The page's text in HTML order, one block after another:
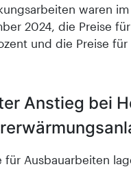
waren
2024, die Preise
und die Preise
Anstieg bei
für Ausbauarbeiten